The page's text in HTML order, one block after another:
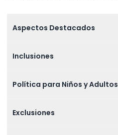
Aspectos Destacados
Inclusiones
Política para Niños y Adultos
Exclusiones